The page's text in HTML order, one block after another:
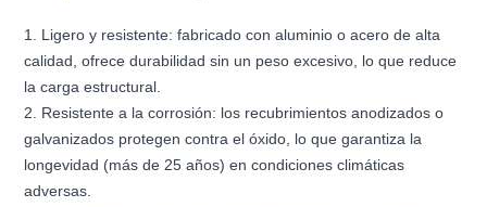
1. Ligero y resistente: fabricado con aluminio o acero de alta
calidad, ofrece durabilidad sin un peso excesivo, lo que reduce
la carga estructural.
2. Resistente a la corrosión: los recubrimientos anodizados o
galvanizados protegen contra el óxido, lo que garantiza la
longevidad (más de 25 años) en condiciones climáticas
adversas.